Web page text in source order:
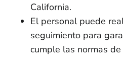
California.
El personal puede
seguimiento para
cumple las normas